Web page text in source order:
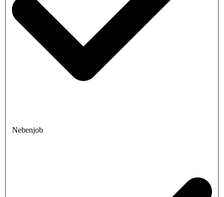
Nebenjob